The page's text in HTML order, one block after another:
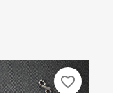
favorite_border